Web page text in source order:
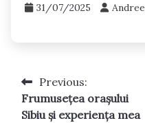
31/07/2025
Post
navigation
Previous:
Frumusețea orașului
Sibiu și experiența mea